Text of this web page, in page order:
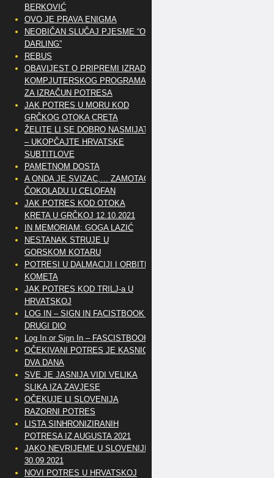
BERKOVIĆ
OVO JE PRAVA ENIGMA
NEOBIČAN SLUČAJ PJESME “OH
DARLING”
REBUS
OBAVIJEST O PRIPREMI IZRADE
KOMPJUTERSKOG PROGRAMA
ZA IZRAČUN POTRESA
JAK POTRES U MORU KOD
GRČKOG OTOKA CRETA
ŽELITE LI SE DOBRO NASMIJATI
– UKOPČAJTE HRVATSKE
SUBTITLOVE
PAMETNOM DOSTA
A ONDA JE SVIZAC,… ZAMOTAO
ČOKOLADU U CELOFAN
JAK POTRES KOD OTOKA
KRETA U GRČKOJ 12.10.2021
IN MEMORIAM: GOGA LAZIĆ
NESTANAK STRUJE U
GORSKOM KOTARU
POTRESI U DALMACIJI I ORBITE
KOMETA
JAK POTRES KOD TRILJ-a U
HRVATSKOJ
LOG IN – SIGN IN FACISTBOOK –
DRUGI DIO
Log In or Sign In – FASCISTBOOK
OČEKIVANI POTRES JE KASNIO
DVA DANA
SVE JE JASNIJA VIDI VELIKA
SLIKA IZA ZAVJESE
OČEKUJE LI SLOVENIJA
RAZORNI POTRES
LISTA SINHRONIZIRANIH
POTRESA IZ AUGUSTA 2021
JAKO NEVRIJEME U SLOVENIJI
30.09.2021
NOVI POTRES U HRVATSKOJ